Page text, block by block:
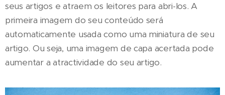
seus artigos e atraem os leitores para abri-los. A
primeira imagem do seu conteúdo será
automaticamente usada como uma miniatura de seu
artigo. Ou seja, uma imagem de capa acertada pode
aumentar a atractividade do seu artigo.